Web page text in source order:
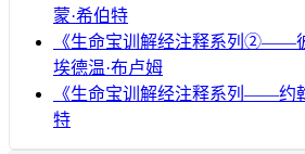
蒙·希伯特
《生命宝训解经注释系列②——
埃德温·布卢姆
《生命宝训解经注释系列——约
特